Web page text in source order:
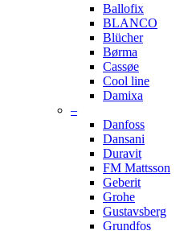
Ballofix
BLANCO
Blücher
Børma
Cassøe
Cool line
Damixa
–
Danfoss
Dansani
Duravit
FM Mattsson
Geberit
Grohe
Gustavsberg
Grundfos